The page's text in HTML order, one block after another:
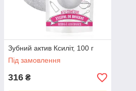
Зубний актив Ксиліт, 100 г
Під замовлення
316 ₴